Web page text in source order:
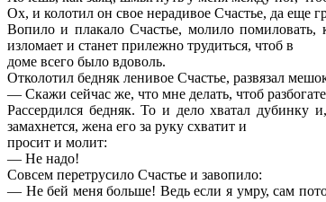
Ох, и колотил он свое нерадивое Счастье, да еще
Вопило и плакало Счастье, молило помиловать,
изломает и станет прилежно трудиться, чтоб в
доме всего было вдоволь.
Отколотил бедняк ленивое Счастье, развязал
— Скажи сейчас же, что мне делать, чтоб
Рассердился бедняк. То и дело хватал дубинку
замахнется, жена его за руку схватит и
просит и молит:
— Не надо!
Совсем перетрусило Счастье и завопило:
— Не бей меня больше! Ведь если я умру, сам